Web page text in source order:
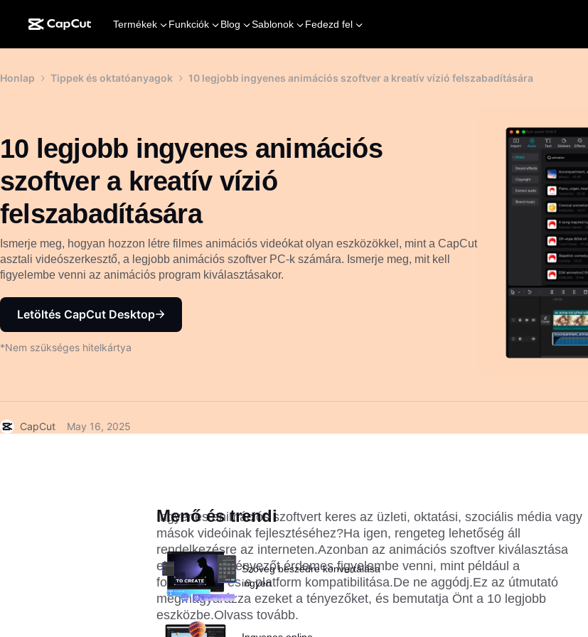
Termékek Funkciók Blog Sablonok Fedezd fel
Honlap Tippek és oktatóanyagok 10 legjobb ingyenes animációs szoftver a kreatív vízió felszabadítására
10 legjobb ingyenes animációs
szoftver a kreatív vízió
felszabadítására
Ismerje meg, hogyan hozzon létre filmes animációs videókat olyan eszközökkel, mint a CapCut
asztali videószerkesztő, a legjobb animációs szoftver PC-k számára. Ismerje meg, mit kell
figyelembe venni az animációs program kiválasztásakor.
Letöltés CapCut Desktop
*Nem szükséges hitelkártya
CapCut May 16, 2025
Ingyenes animációs szoftvert keres az üzleti, oktatási, szociális média vagy
mások videóinak fejlesztéséhez?Ha igen, rengeteg lehetőség áll
rendelkezésre az interneten.Azonban az animációs szoftver kiválasztása
előtt számos tényezőt érdemes figyelembe venni, mint például a
formátumok és a platform kompatibilitása.De ne aggódj.Ez az útmutató
megmagyarázza ezeket a tényezőket, és bemutatja Önt a 10 legjobb
eszközbe.Olvass tovább.
Menő és trendi
Szöveg beszédre konvertálása
ingyen